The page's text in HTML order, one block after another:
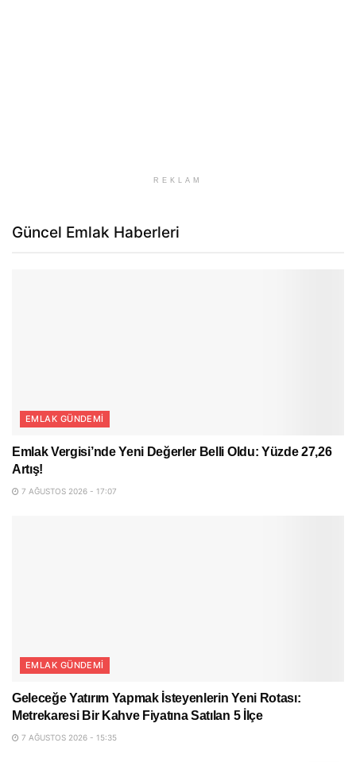
REKLAM
Güncel Emlak Haberleri
EMLAK GÜNDEMI
Emlak Vergisi’nde Yeni Değerler Belli Oldu: Yüzde 27,26
Artış!
7 AĞUSTOS 2026 - 17:07
EMLAK GÜNDEMI
Geleceğe Yatırım Yapmak İsteyenlerin Yeni Rotası:
Metrekaresi Bir Kahve Fiyatına Satılan 5 İlçe
7 AĞUSTOS 2026 - 15:35